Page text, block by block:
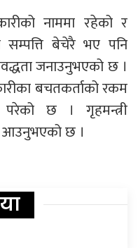
नाममा रहेको र
बेचेरै भए पनि
जनाउनुभएको छ ।
बचतकर्ताको रकम
परेको छ । गृहमन्त्री
आउनुभएको छ ।